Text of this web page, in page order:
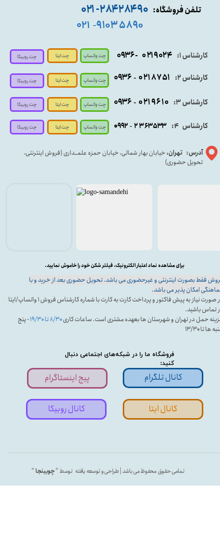
فروشگاه ما را در شبکه‌های اجتماعی دنبال
کنید:
تمامی حقوق محفوظ می باشد | طراحی و توسعه یافته توسط "چوبینجا"
کارشناس ۱: ۰۲۱۹۰۲۴ - ۰۹۳۶
آدرس: تهران، خیابان بهار شمالی، خیابان حمزه علمــداری (فروش اینترنتی،
تحویل حضوری)
تلفن فروشگاه: ۹۰ ۲۸۴ ۲۸۴- ۰۲۱
۵۸۹۰ ۹۱۰۳ -۰۲۱
کارشناس ۳: ۰۲۱۹۶۱۰ -۰۹۳۶
فقط بصورت اینترنتی و غیرحضوری می باشد. تحویل حضوری بعد از خرید و با
امکان پذیر می باشد.
در صورت نیاز به پیش فاکتور و پرداخت کارت به کارت با شماره کارشناس فروش ۱ واتساپ/ایتا
تماس باشید.
حمل در تهران و شهرستان ها بعهده مشتری است. ساعات کاری۸/۳۰ تا ۱۹/۳۰
- پنج
ها تا ۱۳/۳۰
برای مشاهده نماد اعتبار الکترونیک، فیلتر شکن خود را خاموش نمایید.
پیج اینستاگرام کانال تلگرام
کارشناس ۲: ۰۲۱۸۷۵۱ - ۰۹۳۶
کانال ایتا کانال روبیکا
کارشناس 4
: ۲۳۶۳۵۳۳ - ۰۹۹۲
چت واتساپ
چت واتساپ
چت واتساپ
چت واتساپ
چت ایتا
چت ایتا
چت ایتا
چت ایتا
چت روبیکا
چت روبیکا
چت روبیکا
چت روبیکا